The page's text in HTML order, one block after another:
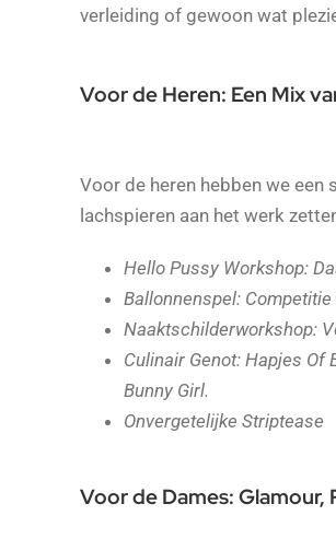
verleiding of gewoon wat
Voor de Heren: Een Mix
Voor de heren hebben we
lachspieren aan het werk
Hello Pussy Workshop:
Ballonnenspel:
Naaktschilderworkshop:
Culinair Genot: Hapjes Of
Bunny Girl.
Onvergetelijke Striptease
Voor de Dames: